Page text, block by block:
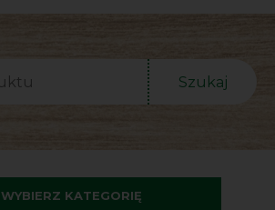
WYBIERZ KATEGORIĘ
Szukaj